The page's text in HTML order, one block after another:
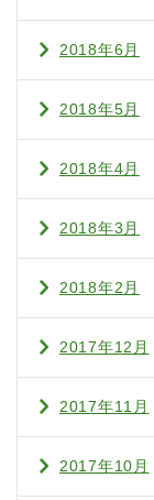
2018年6月
2018年5月
2018年4月
2018年3月
2018年2月
2017年12月
2017年11月
2017年10月